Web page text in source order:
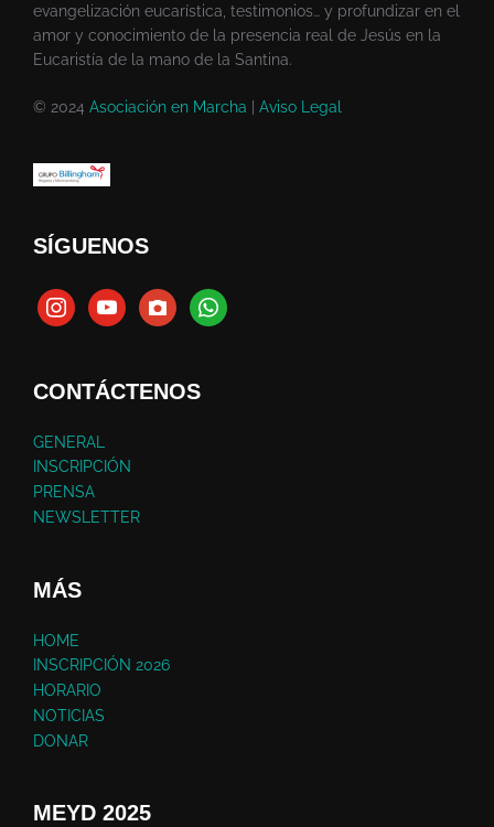
evangelización eucarística, testimonios… y profundizar en el
amor y conocimiento de la presencia real de Jesús en la
Eucaristía de la mano de la Santina.
© 2024 Asociación en Marcha Aviso Legal
SÍGUENOS
CONTÁCTENOS
GENERAL
INSCRIPCIÓN
PRENSA
NEWSLETTER
MÁS
HOME
INSCRIPCIÓN 2026
HORARIO
NOTICIAS
DONAR
MEYD 2025